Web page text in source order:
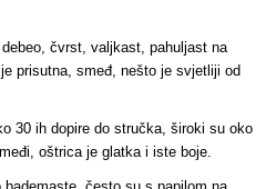
čvrst, valjkast, pahuljast na
prisutna, smeđ, nešto je svjetliji od
30 ih dopire do stručka, široki su oko
oštrica je glatka i iste boje.